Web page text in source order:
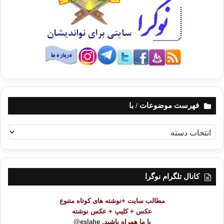
غرب است که به وسیله ی تلویزیون و رسانه ها به ما می رسد. ما
همواره از امور ظاهری غرب که منجر به انحراف می شود تقلید می
از جمله تقلیدهای کورکورانه: آرایش مو و دنبال مد بودن است. به من
بگو از چه کسی تقلید می کنی؟ می خواهی چه کسی باشی؟ تو
خودت کجایی؟ چرا شخصیت نداری که از تمدن خودت، دین خودت،
نیستند؟! تقلید کورکورانه می تواند یکی از دلایل انحراف باشد.
چنان که فراغت نیز از جمله اسبابی است که منجر به انحراف می
«نعمتان مغبون فیهما کثیر من النّاس الصحّة و الفراغ» (بخاری از ابن
فهرست موضوعات / با
ه
ر
کانال تلگرام نوگرا
مطالب سایت +نوشته های کوتاه متنوع
عکس + کلیپ + عکس نوشته
با ما همراه باشید. eslahe@